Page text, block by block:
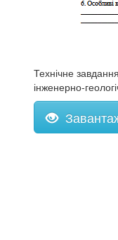
Технічне
інженерно-